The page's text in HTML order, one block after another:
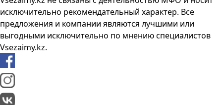
исключительно рекомендательный характер. Все
предложения и компании являются лучшими или
выгодными исключительно по мнению специалистов
Vsezaimy.kz.